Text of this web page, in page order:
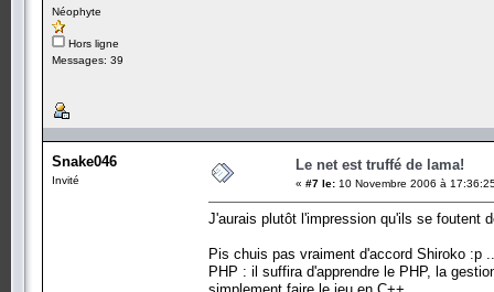
Néophyte
Hors ligne
Messages: 39
Snake046
Invité
Le net est truffé de lama!
« #7 le: 10 Novembre 2006 à
J'aurais plutôt l'impression qu'ils se foutent
Pis chuis pas vraiment d'accord Shiroko :p
PHP : il suffira d'apprendre le PHP, la